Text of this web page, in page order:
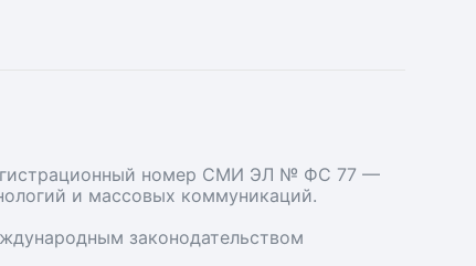
номер СМИ ЭЛ № ФС 77 —
и массовых коммуникаций.
законодательством